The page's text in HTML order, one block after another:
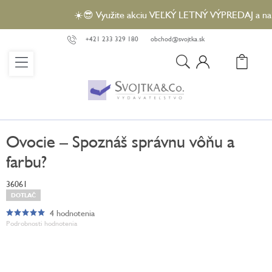
obsah
☀️😎 Využite akciu VEĽKÝ LETNÝ VÝPREDAJ a
+421 233 329 180 obchod@svojtka.sk
Ovocie – Spoznáš správnu vôňu a
farbu?
36061
Podrobnosti hodnotenia
DOTLAČ
Priemerné
hodnotenie
4 hodnotenia